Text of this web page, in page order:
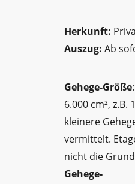
Herkunft:
Auszug: Ab
Gehege-Größe
6.000 cm², z.B.
kleinere
vermittelt.
nicht die
Gehege-